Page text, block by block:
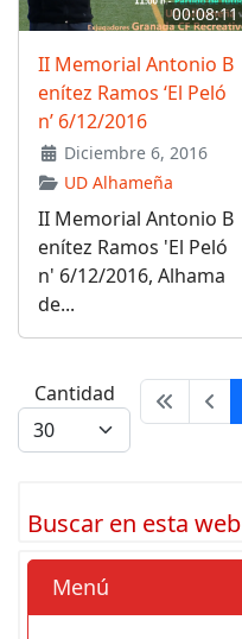
00:08:11
II Memorial Antonio B
enítez Ramos ‘El Peló
n’ 6/12/2016
Diciembre 6, 2016
UD Alhameña
II Memorial Antonio B
enítez Ramos 'El Peló
n' 6/12/2016, Alhama
de...
Cantidad
Buscar en esta web
Menú